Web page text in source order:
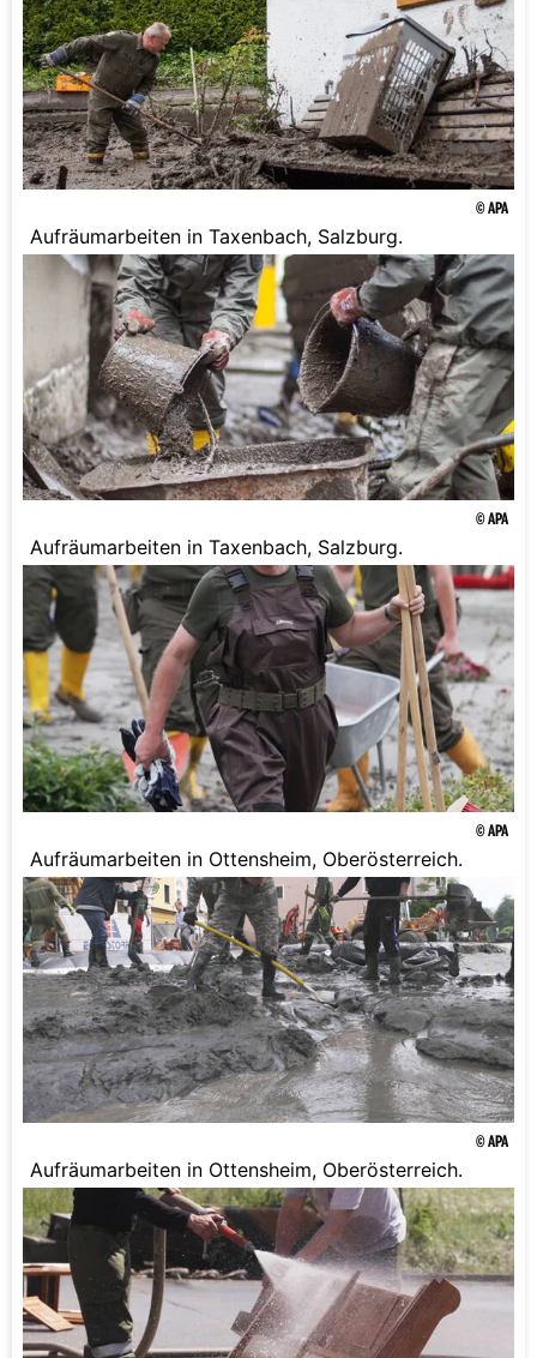
© APA
Aufräumarbeiten in Taxenbach, Salzburg.
© APA
Aufräumarbeiten in Taxenbach, Salzburg.
© APA
Aufräumarbeiten in Ottensheim, Oberösterreich.
© APA
Aufräumarbeiten in Ottensheim, Oberösterreich.